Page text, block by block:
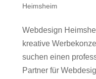
Heimsheim
Webdesign
kreative
suchen einen
Partner für